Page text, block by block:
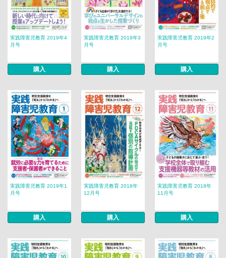
実践障害児教育 2019年4
月号
購入
実践障害児教育 2019年3
月号
購入
実践障害児教育 2019年2
月号
購入
実践障害児教育 2019年1
月号
購入
実践障害児教育 2018年
12月号
購入
実践障害児教育 2018年
11月号
購入